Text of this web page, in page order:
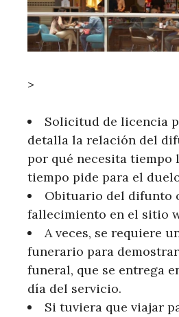
>
Solicitud de licencia
detalla la relación del
por qué necesita tiempo
tiempo pide para el
Obituario del difunto
fallecimiento en el sitio
A veces, se requiere
funerario para
funeral, que se entrega
día del servicio.
Si tuviera que viajar